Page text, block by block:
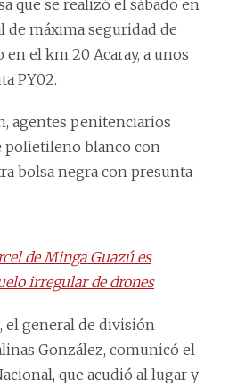
que se realizó el sábado en
de máxima seguridad de
el km 20 Acaray, a unos
PY02.
agentes penitenciarios
polietileno blanco con
bolsa negra con presunta
de Minga Guazú es
irregular de drones
el general de división
González, comunicó el
que acudió al lugar y